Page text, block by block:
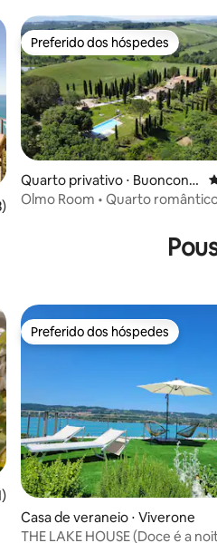
média de 5, 2.513
Preferido dos hóspedes
Preferido dos hóspedes
Quarto privativo ⋅ Buonconv
ento
Olmo Room • Quarto
avaliação média de 5, 371
Preferido dos hóspedes
Preferido dos hóspedes
Casa de veraneio ⋅ Viverone
THE LAKE HOUSE (Doce é a